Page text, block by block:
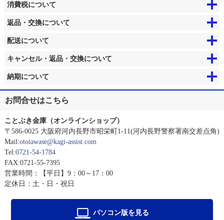
消費税について
返品・交換について
配送について
キャンセル・返品・交換について
納期について
お問合せはこちら
ことぶき金庫（オンラインショップ）
〒586-0025 大阪府河内長野市昭栄町1-11(河内長野警察署南交差点角)
Mail:otoiawase@kagi-assist.com
Tel:0721-54-1784
FAX:0721-55-7395
営業時間：【平日】9：00～17：00
定休日：土・日・祝日
パソコン版を見る